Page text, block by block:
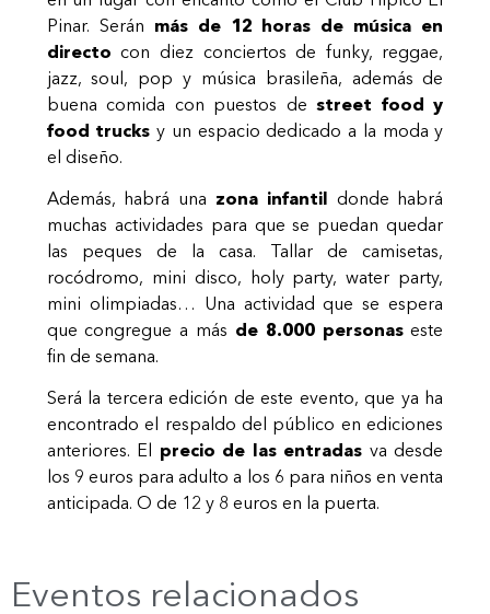
Pinar. Serán más de 12 horas de música en
directo con diez conciertos de funky, reggae,
jazz, soul, pop y música brasileña, además de
buena comida con puestos destreet food y
food trucks y un espacio dedicado a la moda y
el diseño.
Además, habrá una zona infantil donde habrá
muchas actividades para que se puedan quedar
las peques de la casa. Tallar de camisetas,
rocódromo, mini disco, holy party, water party,
mini olimpiadas… Una actividad que se espera
que congregue a más de 8.000 personaseste
fin de semana.
Será la tercera edición de este evento, que ya ha
encontrado el respaldo del público en ediciones
anteriores. El precio de las entradas va desde
los 9 euros para adulto a los 6 para niños en venta
anticipada. O de 12 y 8 euros en la puerta.
Eventos relacionados